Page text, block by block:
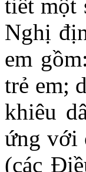
tiết một
Nghị
em
trẻ em;
khiêu
ứng với
(các